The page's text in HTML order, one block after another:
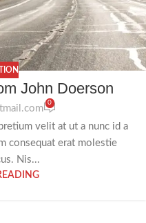
John Doerson
0
velit at ut a nunc id a
consequat erat molestie
Nis...